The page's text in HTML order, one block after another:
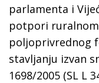
parlamenta i
potpori
poljoprivrednog
stavljanju izvan
1698/2005 (SL L